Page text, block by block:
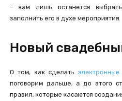
– вам лишь останется
заполнить его в духе мероприятия.
Новый
О том, как сделать
поговорим дальше, а до этого
правил, которые касаются